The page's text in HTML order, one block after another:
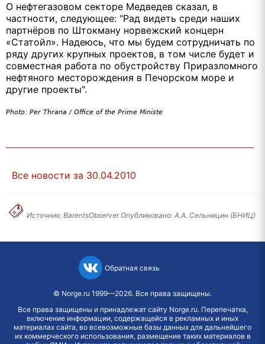
О нефтегазовом секторе Медведев сказал, в
частности, следующее: "Рад видеть среди наших
партнёров по Штокману норвежский концерн
«Статойл». Надеюсь, что мы будем сотрудничать по
ряду других крупных проектов, в том числе будет и
совместная работа по обустройству Приразломного
нефтяного месторождения в Печорском море и
другие проекты".
Photo: Per Thrana / Office of the Prime Ministe
Все новости за 30.04.2010
Источник: BarentsObserver Опубликовано: А.А. Сельницин (БНИЦ)
Обратная связь
© Norge.ru 1999—2026. Все права защищены.
Все права защищены и принадлежат сайту Norge.ru. Перепечатка,
включение информации, содержащейся в рекламных и иных
материалах сайта, во всевозможные базы данных для дальнейшего
их коммерческого использования, размещение таких материалов в